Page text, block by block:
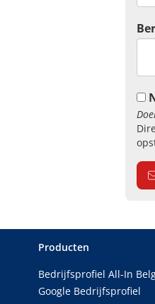
Producten
Bedrijfsprofiel All-In
Google Bedrijfsprofiel